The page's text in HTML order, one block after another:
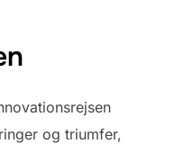
og triumfer,